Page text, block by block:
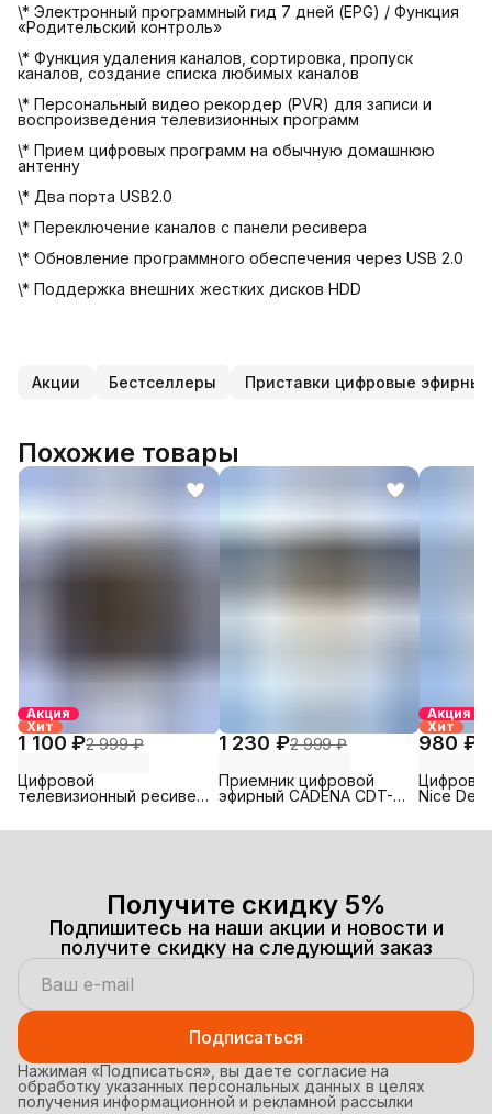
\* Электронный программный гид 7 дней (EPG) / Функция
«Родительский контроль»
\* Функция удаления каналов, сортировка, пропуск
каналов, создание списка любимых каналов
\* Персональный видео рекордер (PVR) для записи и
воспроизведения телевизионных программ
\* Прием цифровых программ на обычную домашнюю
антенну
\* Два порта USB2.0
\* Переключение каналов с панели ресивера
\* Обновление программного обеспечения через USB 2.0
\* Поддержка внешних жестких дисков HDD
Акции Бестселлеры Приставки цифровые эфирные
Похожие товары
Акция
Хит
1 100 ₽2 999 ₽
Цифровой
телевизионный ресивер
1 230 ₽2 999 ₽
Приемник цифровой
эфирный CADENA CDT-
Акция
Хит
980 ₽
Nice
DVB-T2/
Получите скидку 5%
Подпишитесь на наши акции и новости и
получите скидку на следующий заказ
Подписаться
Нажимая «Подписаться», вы даете согласие на
обработку указанных персональных данных в целях
получения информационной и рекламной рассылки